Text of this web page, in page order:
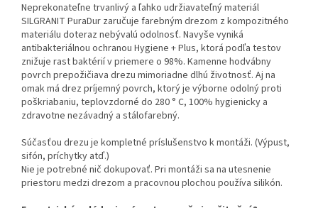
Neprekonateľne trvanlivý a ľahko udržiavateľný materiál
SILGRANIT PuraDur zaručuje farebným drezom z kompozitného
materiálu doteraz nebývalú odolnosť. Navyše vyniká
antibakteriálnou ochranou Hygiene + Plus, ktorá podľa testov
znižuje rast baktérií v priemere o 98%. Kamenne hodvábny
povrch prepožičiava drezu mimoriadne dlhú životnosť. Aj na
omak má drez príjemný povrch, ktorý je výborne odolný proti
poškriabaniu, teplovzdorné do 280 ° C, 100% hygienicky a
zdravotne nezávadný a stálofarebný.
Súčasťou drezu je kompletné príslušenstvo k montáži. (Výpust,
sifón, príchytky atď.)
Nie je potrebné nič dokupovať. Pri montáži sa na utesnenie
priestoru medzi drezom a pracovnou plochou používa silikón.